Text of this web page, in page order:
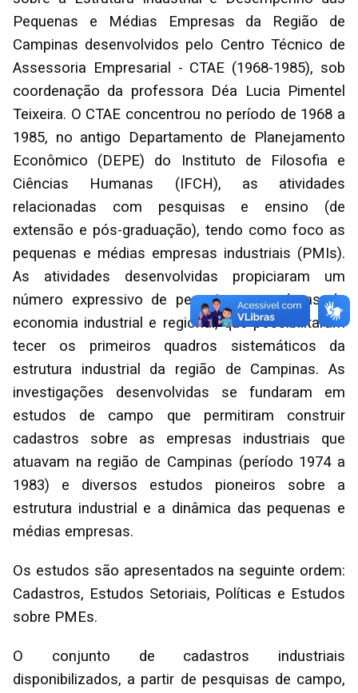
Pequenas e Médias Empresas da Região de
Campinas desenvolvidos pelo Centro Técnico de
Assessoria Empresarial - CTAE (1968-1985), sob
coordenação da professora Déa Lucia Pimentel
Teixeira. O CTAE concentrou no período de 1968 a
1985, no antigo Departamento de Planejamento
Econômico (DEPE) do Instituto de Filosofia e
Ciências Humanas (IFCH), as atividades
relacionadas com pesquisas e ensino (de
extensão e pós-graduação), tendo como foco as
pequenas e médias empresas industriais (PMIs).
As atividades desenvolvidas propiciaram um
número expressivo de pesquisas nas áreas da
economia industrial e regional, que possibilitaram
tecer os primeiros quadros sistemáticos da
estrutura industrial da região de Campinas. As
investigações desenvolvidas se fundaram em
estudos de campo que permitiram construir
cadastros sobre as empresas industriais que
atuavam na região de Campinas (período 1974 a
1983) e diversos estudos pioneiros sobre a
estrutura industrial e a dinâmica das pequenas e
médias empresas.
Os estudos são apresentados na seguinte ordem:
Cadastros, Estudos Setoriais, Políticas e Estudos
sobre PMEs.
O conjunto de cadastros industriais
disponibilizados, a partir de pesquisas de campo,